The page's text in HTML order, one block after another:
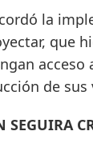
la
que
acceso
de sus
SEGUIRA